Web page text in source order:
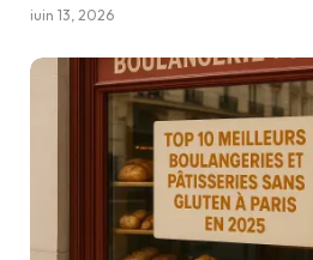
juin 13, 2026